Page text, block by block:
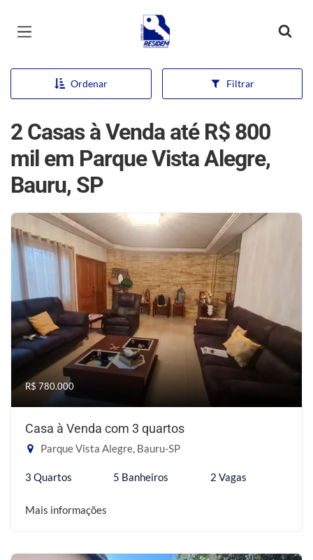
Página inicial
Ordenar Filtrar
2 Casas à Venda até R$ 800
mil em Parque Vista Alegre,
Bauru, SP
R$ 780.000
Casa à Venda com 3 quartos
Parque Vista Alegre, Bauru-SP
3 Quartos 5 Banheiros 2 Vagas
Mais informações